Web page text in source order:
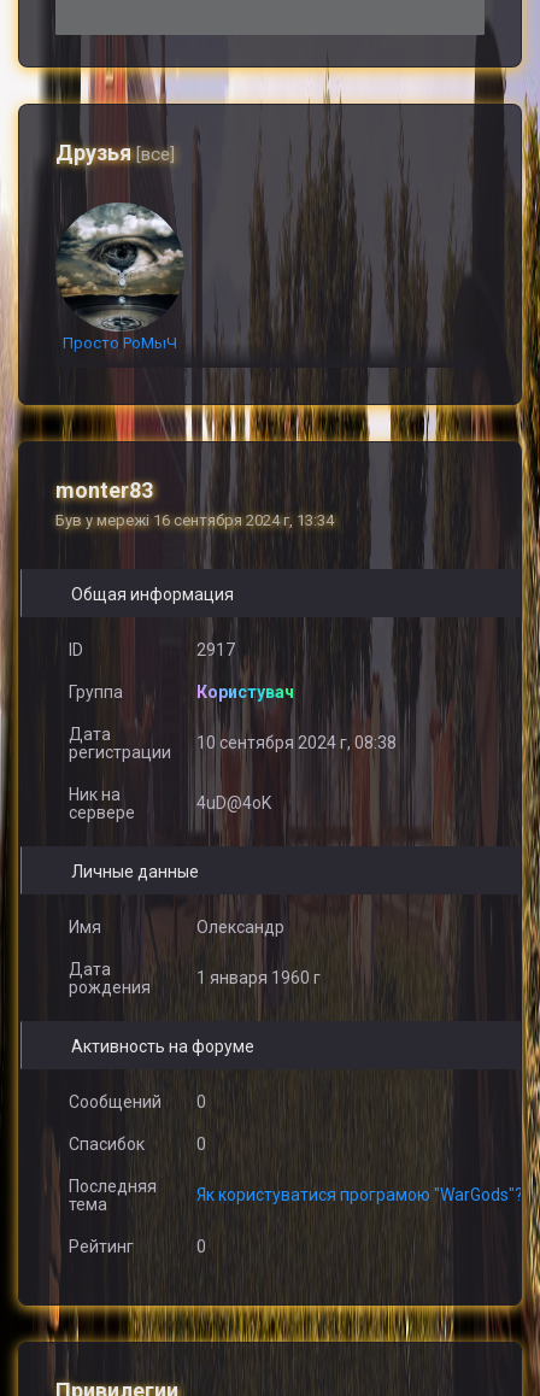
Друзья[все]
Просто РоМыЧ
monter83
Був у мережі 16 сентября 2024 г, 13:34
Общая информация
ID 2917
Группа Користувач
Дата
регистрации
10 сентября 2024 г, 08:38
Ник на
сервере
4uD@4oK
Личные данные
Имя Олександр
Дата
рождения
1 января 1960 г
Активность на форуме
Сообщений 0
Спасибок 0
Последняя
тема
Як користуватися програмою "WarGods"?
Рейтинг 0
Привилегии